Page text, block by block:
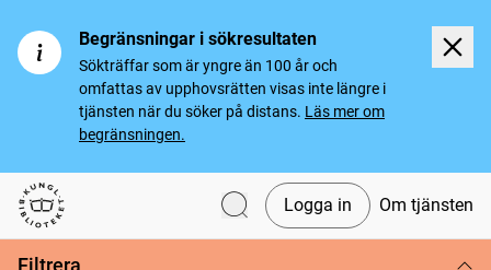
Begränsningar i sökresultaten
Sökträffar som är yngre än 100 år och
omfattas av upphovsrätten visas inte längre i
tjänsten när du söker på distans. Läs mer om
begränsningen.
Svenska tidningar
Logga in Om tjänsten
Filtrera